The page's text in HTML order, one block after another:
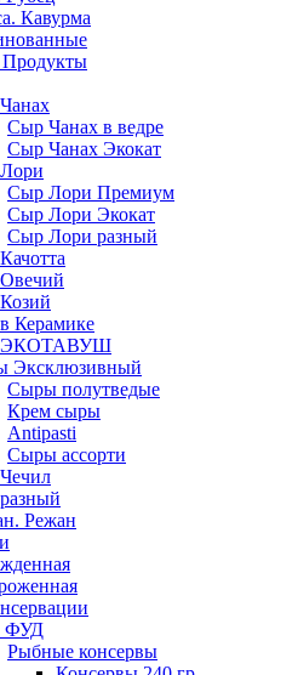
Кавурма
Сыр Чанах в ведре
Сыр Чанах Экокат
Сыр Лори Премиум
Сыр Лори Экокат
Сыр Лори разный
Керамике
ЭКОТАВУШ
Эксклюзивный
Сыры полутведые
Крем сыры
Antipasti
Сыры ассорти
Режан
ФУД
Рыбные консервы